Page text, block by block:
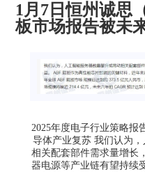
1月7日恒州诚思
板市场报告被未
2025年度电子行业策略报
导体产业复苏 我们认为
相关配套部件需求量增长
器电源等产业链有望持续